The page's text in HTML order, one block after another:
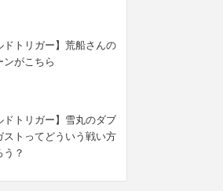
ドトリガー】荒船さんの
ンがこちら
ドトリガー】雪丸のダブ
ストってどういう戦い方
う？